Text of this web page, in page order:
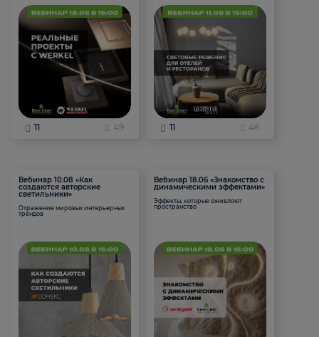
11 49 11 46
Вебинар 10.08 «Как
создаются авторские
светильники»
Отражение мировых интерьерных
трендов
Вебинар 18.06 «Знакомство с
динамическими эффектами»
Эффекты, которые оживляют
пространство